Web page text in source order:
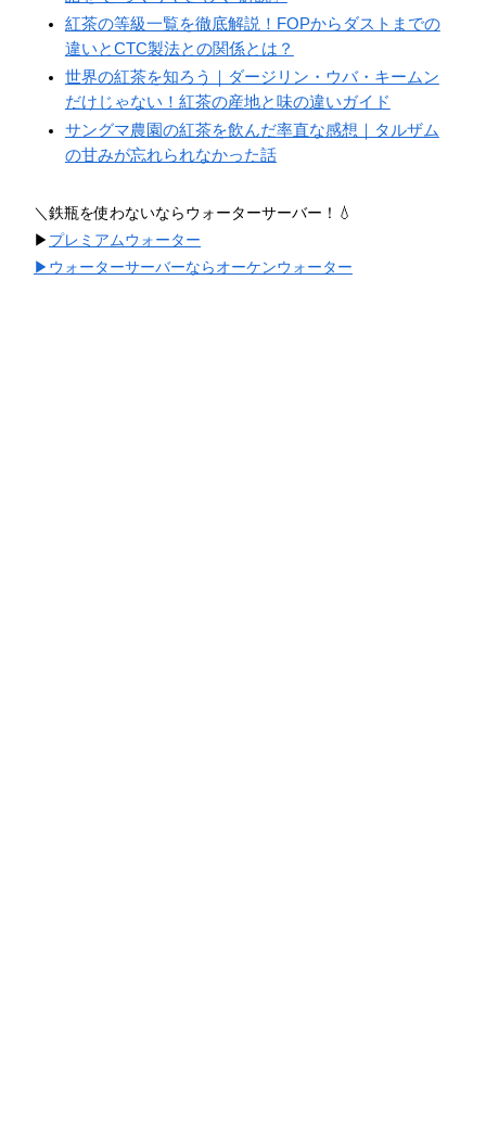
紅茶の等級一覧を徹底解説！FOPからダストまでの
違いとCTC製法との関係とは？
世界の紅茶を知ろう｜ダージリン・ウバ・キームン
だけじゃない！紅茶の産地と味の違いガイド
サングマ農園の紅茶を飲んだ率直な感想｜タルザム
の甘みが忘れられなかった話
＼鉄瓶を使わないならウォーターサーバー！💧
▶︎ プレミアムウォーター
▶︎ウォーターサーバーならオーケンウォーター